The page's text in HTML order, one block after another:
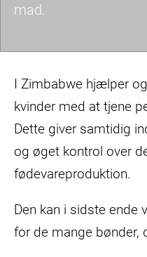
dyrker
svampe
Zimbabwe
mad.
I Zimbabwe hjælper
kvinder med at tjene
Dette giver samtidig
og øget kontrol over
fødevareproduktion.
Den kan i sidste ende
for de mange bønder,